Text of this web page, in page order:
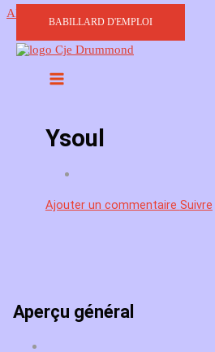
Aller au contenu
BABILLARD D'EMPLOI
Ysoul
Ajouter un commentaire Suivre
Aperçu général